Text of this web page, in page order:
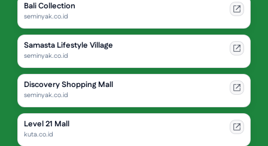
Bali Collection
seminyak.co.id
Samasta Lifestyle Village
seminyak.co.id
Discovery Shopping Mall
seminyak.co.id
Level 21 Mall
kuta.co.id